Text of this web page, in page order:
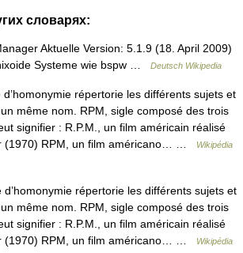
словарях:
Aktuelle Version: 5.1.9 (18. April 2009)
Systeme wie bspw …
Deutsch Wikipedia
répertorie les différents sujets et
même nom. RPM, sigle composé des trois
signifier : R.P.M., un film américain réalisé
(1970) RPM, un film américano… …
Wikipédia
répertorie les différents sujets et
même nom. RPM, sigle composé des trois
signifier : R.P.M., un film américain réalisé
(1970) RPM, un film américano… …
Wikipédia